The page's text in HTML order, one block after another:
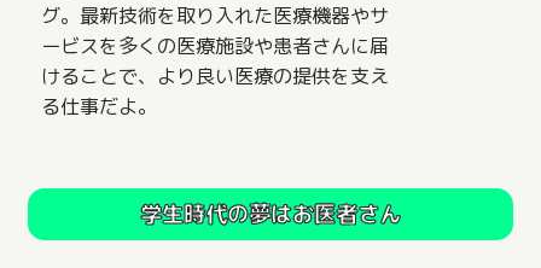
グ。最新技術を取り入れた医療機器やサ
ービスを多くの医療施設や患者さんに届
けることで、より良い医療の提供を支え
る仕事だよ。
学生時代の夢はお医者さん